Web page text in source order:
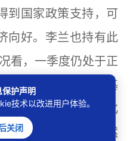
国家政策支持，可
向好。李兰也持有此
看，一季度仍处于正
投资额与去年同期基
与2011年相比也变化
折射出中国经济依然
保护声明
技术以改进用户体验。
关闭